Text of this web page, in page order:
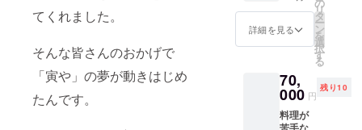
てくれました。
そんな皆さんのおかげで
「寅や」の夢が動きはじめ
たんです。
となり
ますの
でご了
承くだ
の方が
には随
時ご提
しま
す。 料
理が苦
手な清
水則子
和の寅
や」特
（１泊
3,800
円）＆
温泉
夕食後
頃〜 ★
所要時
程度 料
理が苦
手な清
水則子
シェア
ハウス
＆ゲス
など多
岐にわ
たりま
す。そ
10連泊
でも、
10人で1
きま
す。1泊
に分け
クネー
ム・社
名でも
「昭和
の寅
や」の
いちば
詳細を見る
の
リ
タ
ー
ン
を
選
択
す
る
70,
000 円
残り10
料理が